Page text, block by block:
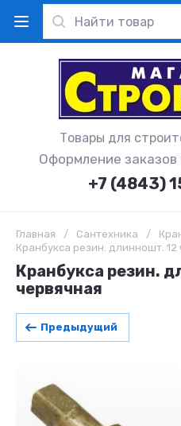
Товары для
Оформление
+7 (4843)
Главная / Сантехника /
Кранбукса резин. длинношт. 12
Кранбукса резин.
червячная
Предыдущий